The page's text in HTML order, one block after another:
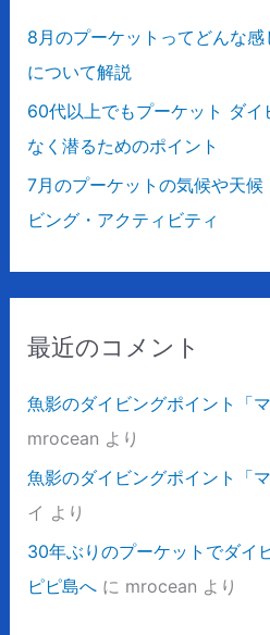
8月のプーケットってどんな
について解説
60代以上でもプーケット ダ
なく潜るためのポイント
7月のプーケットの気候や天候
ビング・アクティビティ
最近のコメント
魚影のダイビングポイント「
mrocean より
魚影のダイビングポイント「
イ より
30年ぶりのプーケットでダイ
ピピ島へに mrocean より